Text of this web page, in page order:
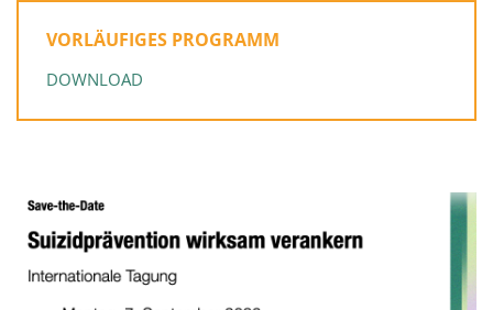
VORLÄUFIGES PROGRAMM
DOWNLOAD